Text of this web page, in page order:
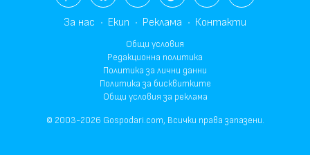
За нас Екип Реклама Контакти
Общи условия
Редакционна политика
Политика за лични данни
Политика за бисквитките
Общи условия за реклама
© 2003-2026 Gospodari.com, Всички права запазени.